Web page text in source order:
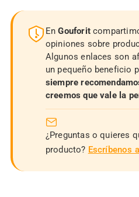
EnGouforit
opiniones sobre
Algunos enlaces son
un pequeño beneficio
siempre
creemos que vale la
¿Preguntas o quieres
producto? Escríbenos